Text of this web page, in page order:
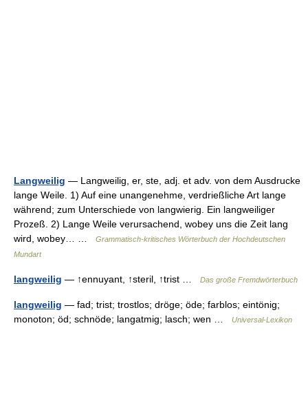
Langweilig — Langweilig, er, ste, adj. et adv. von dem Ausdrucke
lange Weile. 1) Auf eine unangenehme, verdrießliche Art lange
während; zum Unterschiede von langwierig. Ein langweiliger
Prozeß. 2) Lange Weile verursachend, wobey uns die Zeit lang
wird, wobey… …
Grammatisch-kritisches Wörterbuch der Hochdeutschen
Mundart
langweilig — ↑ennuyant, ↑steril, ↑trist … Das große Fremdwörterbuch
langweilig — fad; trist; trostlos; dröge; öde; farblos; eintönig;
monoton; öd; schnöde; langatmig; lasch; wen …
Universal-Lexikon